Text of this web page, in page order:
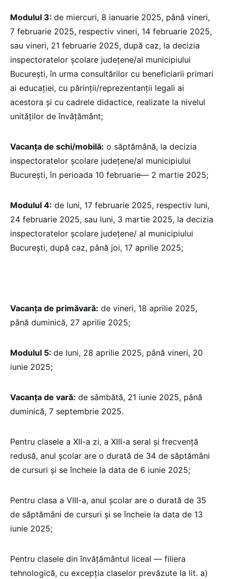
Modulul 3: de miercuri, 8 ianuarie 2025, până vineri,
7 februarie 2025, respectiv vineri, 14 februarie 2025,
sau vineri, 21 februarie 2025, după caz, la decizia
inspectoratelor școlare județene/al municipiului
București, în urma consultărilor cu beneficiarii primari
ai educației, cu părinții/reprezentanții legali ai
acestora și cu cadrele didactice, realizate la nivelul
unităților de învățământ;
Vacanța de schi/mobilă: o săptămână, la decizia
inspectoratelor școlare județene/al municipiului
București, în perioada 10 februarie— 2 martie 2025;
Modulul 4: de luni, 17 februarie 2025, respectiv luni,
24 februarie 2025, sau luni, 3 martie 2025, la decizia
inspectoratelor școlare județene/ al municipiului
București, după caz, până joi, 17 aprilie 2025;
Vacanța de primăvară: de vineri, 18 aprilie 2025,
până duminică, 27 aprilie 2025;
Modulul 5: de luni, 28 aprilie 2025, până vineri, 20
iunie 2025;
Vacanța de vară: de sâmbătă, 21 iunie 2025, până
duminică, 7 septembrie 2025.
Pentru clasele a XII-a zi, a XIII-a seral și frecvență
redusă, anul școlar are o durată de 34 de săptămâni
de cursuri și se încheie la data de 6 iunie 2025;
Pentru clasa a VIII-a, anul școlar are o durată de 35
de săptămâni de cursuri și se încheie la data de 13
iunie 2025;
Pentru clasele din învățământul liceal — filiera
tehnologică, cu excepția claselor prevăzute la lit. a)